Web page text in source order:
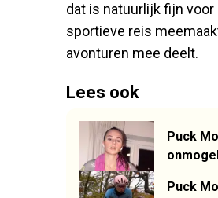
dat is natuurlijk fijn
sportieve reis
avonturen mee deelt.
Lees ook
Puck
Puck